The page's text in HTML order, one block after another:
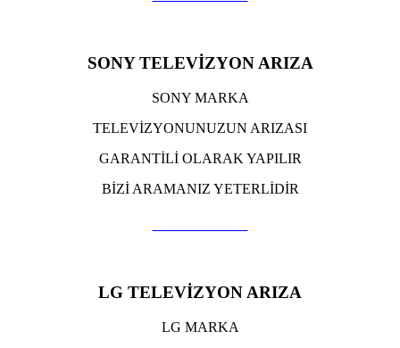
SONY TELEVİZYON ARIZA
SONY MARKA
TELEVİZYONUNUZUN ARIZASI
GARANTİLİ OLARAK YAPILIR
BİZİ ARAMANIZ YETERLİDİR
LG TELEVİZYON ARIZA
LG MARKA